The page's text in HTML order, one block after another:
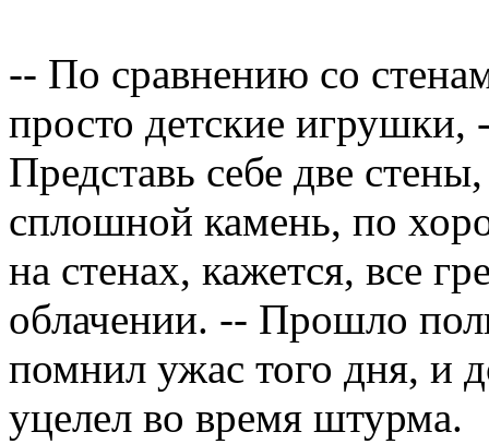
-- По сравнению со
просто детские
Представь себе две
сплошной камень, по
на стенах, кажется, все
облачении. -- Прошло
помнил ужас того дня, и
уцелел во время штурма.